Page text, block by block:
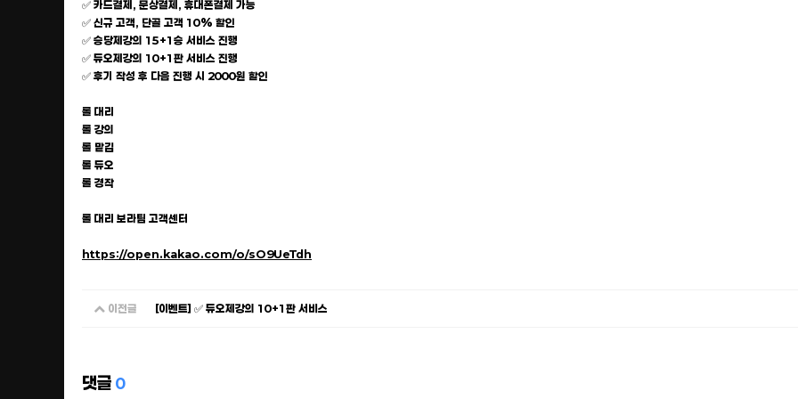
✅ 카드결제, 문상결제, 휴대폰결제 가능
✅ 신규 고객, 단골 고객 10% 할인
✅ 승당제강의 15+1승 서비스 진행
✅ 듀오제강의 10+1판 서비스 진행
✅ 후기 작성 후 다음 진행 시 2000원 할인
롤 대리
롤 강의
롤 맡김
롤 듀오
롤 경작
롤 대리 보라팀 고객센터
https://open.kakao.com/o/sO9UeTdh
이전글 [이벤트] ✅ 듀오제강의 10+1판 서비스
댓글 0